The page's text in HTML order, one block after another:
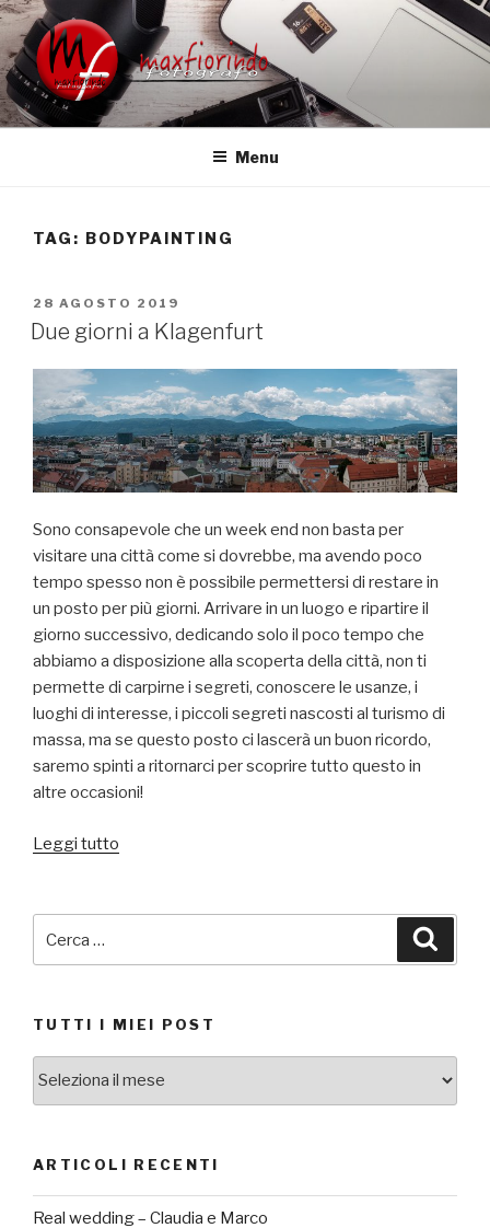
Salta
al
contenuto
FOTOGRAFO MATRIMONIO
UDINE VENEZIA TREVISO
Fotografo Matrimonio
Menu
TAG: BODYPAINTING
PUBBLICATO
IL
28 AGOSTO 2019
Due giorni a Klagenfurt
Sono consapevole che un week end non basta per
visitare una città come si dovrebbe, ma avendo poco
tempo spesso non è possibile permettersi di restare in
un posto per più giorni. Arrivare in un luogo e ripartire il
giorno successivo, dedicando solo il poco tempo che
abbiamo a disposizione alla scoperta della città, non ti
permette di carpirne i segreti, conoscere le usanze, i
luoghi di interesse, i piccoli segreti nascosti al turismo di
massa, ma se questo posto ci lascerà un buon ricordo,
saremo spinti a ritornarci per scoprire tutto questo in
altre occasioni!
Leggi tutto
Klagenfurt”
TUTTI I MIEI POST
ARTICOLI RECENTI
Real wedding – Claudia e Marco